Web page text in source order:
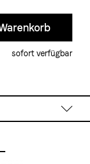
sofort verfügbar